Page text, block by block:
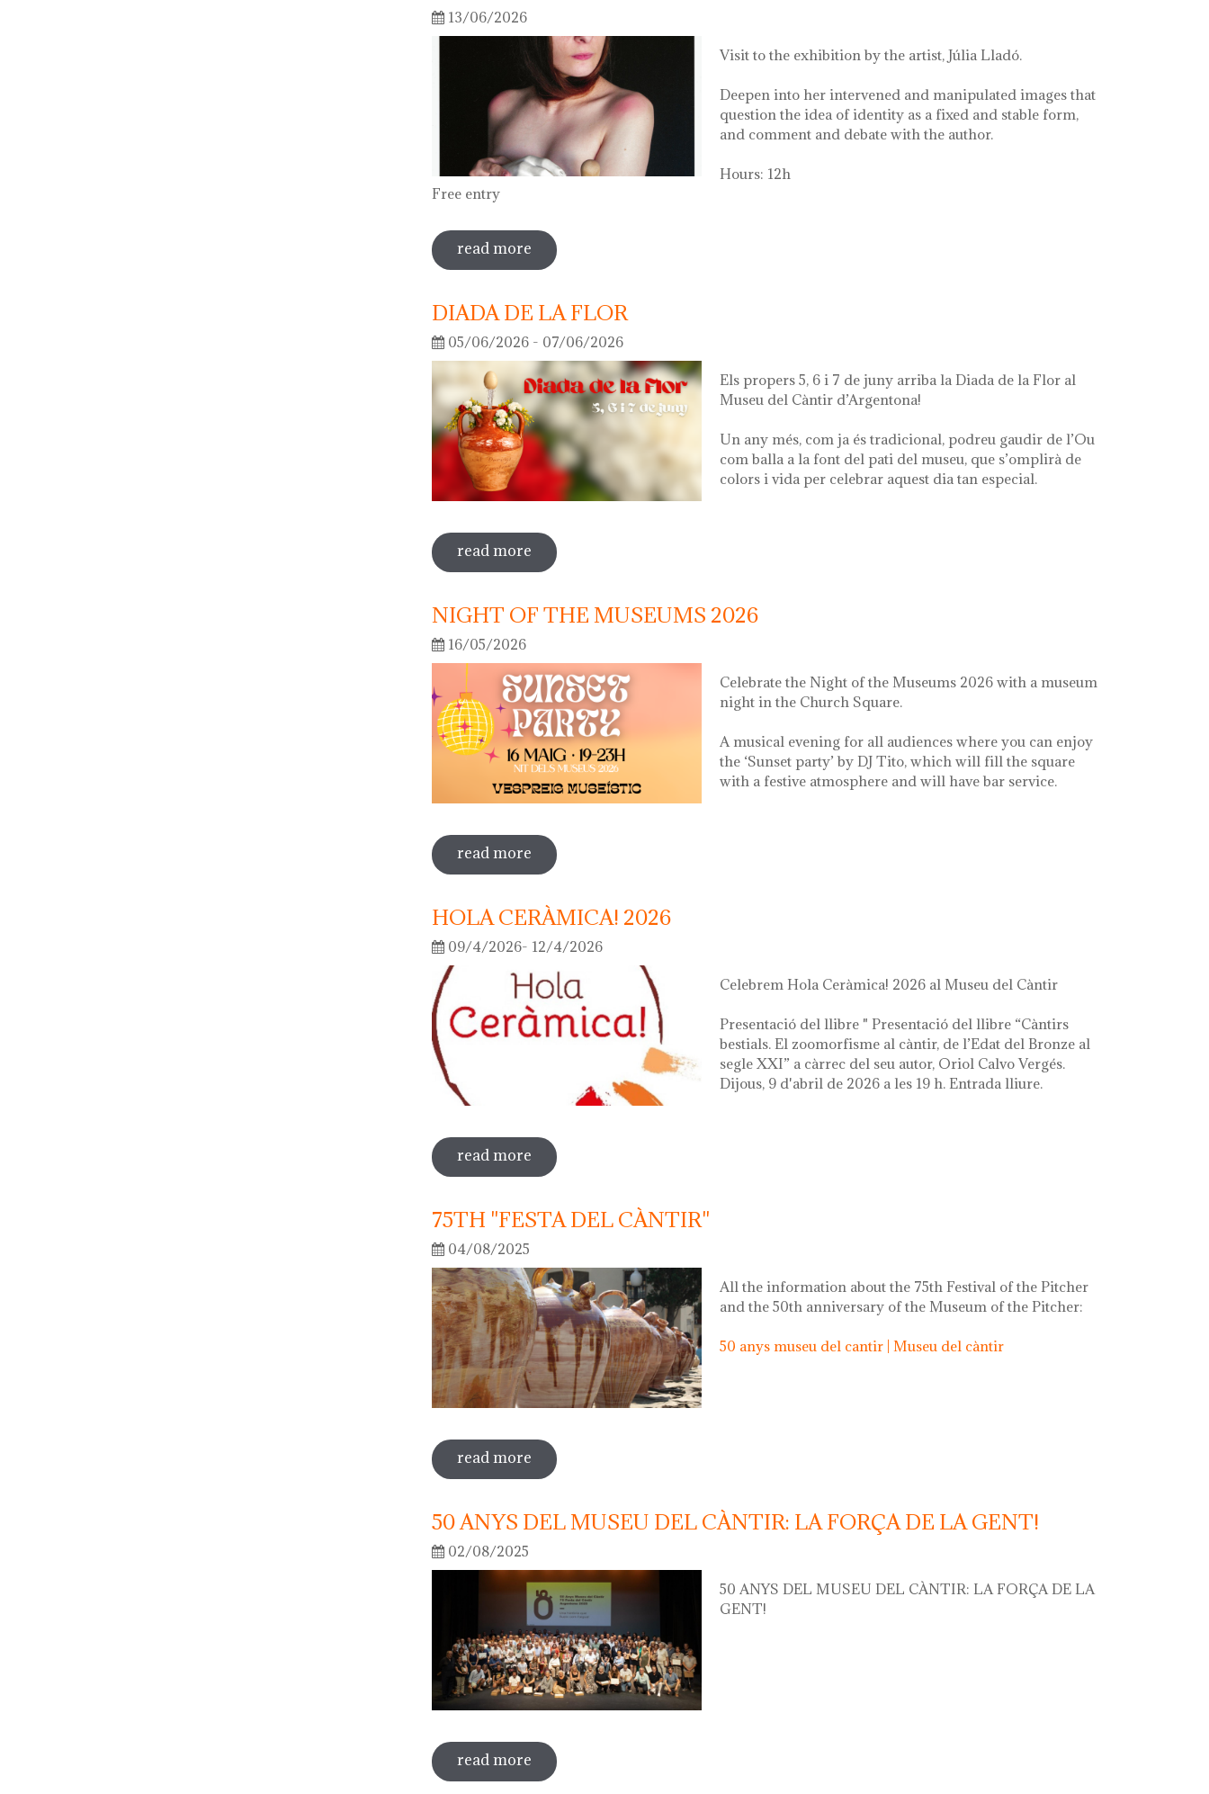
13/06/2026
Visit to the exhibition by the artist, Júlia Lladó.
Deepen into her intervened and manipulated images that
question the idea of identity as a fixed and stable form,
and comment and debate with the author.
Hours: 12h
Free entry
read more sobre guided tour of the exhibition 'what's left of me'
DIADA DE LA FLOR
05/06/2026 - 07/06/2026
Els propers 5, 6 i 7 de juny arriba la Diada de la Flor al
Museu del Càntir d’Argentona!
Un any més, com ja és tradicional, podreu gaudir de l’Ou
com balla a la font del pati del museu, que s’omplirà de
colors i vida per celebrar aquest dia tan especial.
read more sobre diada de la flor
NIGHT OF THE MUSEUMS 2026
16/05/2026
Celebrate the Night of the Museums 2026 with a museum
night in the Church Square.
A musical evening for all audiences where you can enjoy
the ‘Sunset party’ by DJ Tito, which will fill the square
with a festive atmosphere and will have bar service.
read more sobre night of the museums 2026
HOLA CERÀMICA! 2026
09/4/2026- 12/4/2026
Celebrem Hola Ceràmica! 2026 al Museu del Càntir
Presentació del llibre " Presentació del llibre “Càntirs
bestials. El zoomorfisme al càntir, de l’Edat del Bronze al
segle XXI” a càrrec del seu autor, Oriol Calvo Vergés.
Dijous, 9 d'abril de 2026 a les 19 h. Entrada lliure.
read more sobre hola ceràmica! 2026
75TH "FESTA DEL CÀNTIR"
04/08/2025
All the information about the 75th Festival of the Pitcher
and the 50th anniversary of the Museum of the Pitcher:
50 anys museu del cantir | Museu del càntir
read more sobre 75th "festa del càntir"
50 ANYS DEL MUSEU DEL CÀNTIR: LA FORÇA DE LA GENT!
02/08/2025
50 ANYS DEL MUSEU DEL CÀNTIR: LA FORÇA DE LA
GENT!
read more sobre 50 anys del museu del càntir: la força de la gent!